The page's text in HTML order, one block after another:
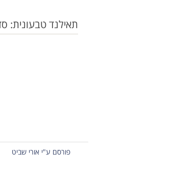
תאילנד טבעונית:
פורסם ע"י אורי שביט